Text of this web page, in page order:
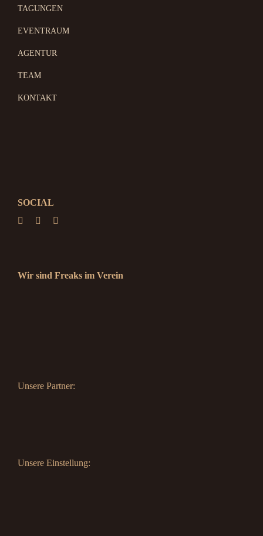
TAGUNGEN
EVENTRAUM
AGENTUR
TEAM
KONTAKT
SOCIAL
Wir sind Freaks im Verein
Unsere Partner:
Unsere Einstellung: